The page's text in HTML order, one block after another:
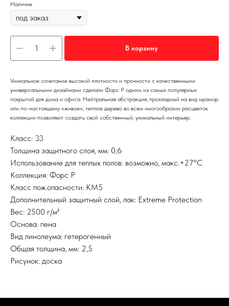
Наличие
В корзину
Уникальное сочетание высокой плотности и прочности с качественными
универсальными дизайнами сделали Форс Р одним из самых популярных
покрытий для дома и офиса. Нейтральная абстракция, прохладный на вид мрамор
или по-настоящему «живое», теплое дерево во всем многообразии расцветок
коллекции позволяют создать свой собственный, уникальный интерьер.
Класс: 33
Толщина защитного слоя, мм: 0,6
Использование для теплых полов: возможно, макс.+27°С
Коллекция: Форс Р
Класс пож.опасности: КМ5
Дополнительный защитный слой, лак: Extreme Protection
Вес: 2500 г/м²
Основа: пена
Вид линолеума: гетерогенный
Общая толщина, мм: 2,5
Рисунок: доска